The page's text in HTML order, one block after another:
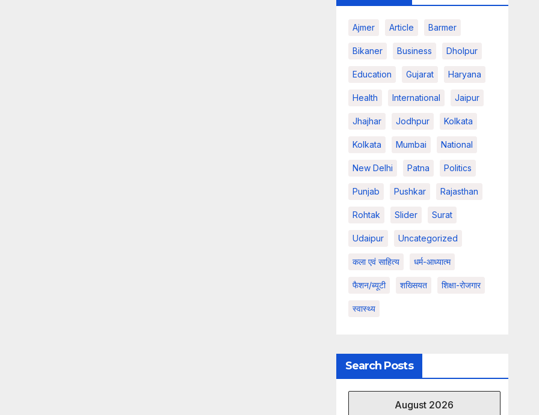
Ajmer Article Barmer
Bikaner Business Dholpur
Education Gujarat Haryana
Health International Jaipur
Jhajhar Jodhpur Kolkata
Kolkata Mumbai National
New Delhi Patna Politics
Punjab Pushkar Rajasthan
Rohtak Slider Surat
Udaipur Uncategorized
कला एवं साहित्य धर्म-आध्यात्म
फैशन/ब्यूटी शख्सियत शिक्षा-रोजगार
स्वास्थ्य
Search Posts
August 2026